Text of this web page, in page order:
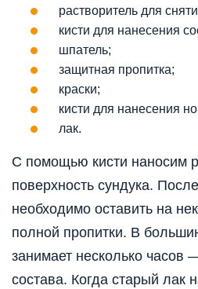
растворитель для
кисти для нанесения
шпатель;
защитная пропитка;
краски;
кисти для нанесения
лак.
С помощью кисти наносим
поверхность сундука.
необходимо оставить на
полной пропитки. В
занимает несколько часов
состава. Когда старый лак